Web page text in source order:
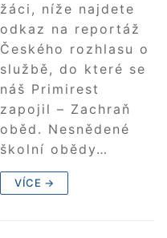
žáci, níže najdete
odkaz na reportáž
Českého rozhlasu o
službě, do které se
náš Primirest
zapojil – Zachraň
oběd. Nesnědené
školní obědy…
VÍCE →